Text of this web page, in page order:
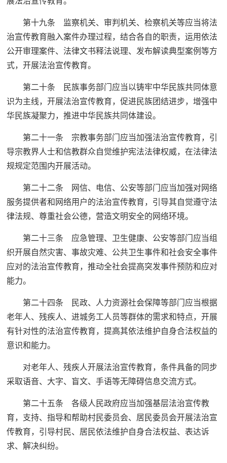
第十九条 监察机关、审判机关、检察机关等应当将法
治宣传教育融入案件办理过程，结合各自的职责，运用依法
公开审理案件、法律文书释法说理、发布解读典型案例等方
式，开展法治宣传教育。
第二十条 民族事务部门应当以铸牢中华民族共同体意
识为主线，开展法治宣传教育，促进民族团结进步，增强中
华民族凝聚力，推进中华民族共同体建设。
第二十一条 宗教事务部门应当加强法治宣传教育，引
导宗教界人士和信教群众自觉维护宪法法律权威，在法律法
规规定范围内开展活动。
第二十二条 网信、电信、公安等部门应当加强对网络
服务提供者和网络用户的法治宣传教育，引导其自觉遵守法
律法规、尊重社会公德，营造文明安全的网络环境。
第二十三条 应急管理、卫生健康、公安等部门应当组
织开展自然灾害、事故灾难、公共卫生事件和社会安全事件
应对的法治宣传教育，推动全社会提高突发事件预防和应对
能力。
第二十四条 民政、人力资源社会保障等部门应当根据
老年人、残疾人、进城务工人员等群体的需求和特点，开展
有针对性的法治宣传教育，提高其依法维护自身合法权益的
意识和能力。
对老年人、残疾人开展法治宣传教育，条件具备的同步
采取语音、大字、盲文、手语等无障碍信息交流方式。
第二十五条 各级人民政府应当加强基层法治宣传教
育，支持、指导和帮助村民委员会、居民委员会开展法治宣
传教育，引导村民、居民依法维护自身合法权益、表达诉
求、解决纠纷。